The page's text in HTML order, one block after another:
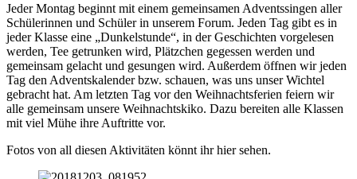
Jeder Montag beginnt mit einem gemeinsamen Adventssingen aller
Schülerinnen und Schüler in unserem Forum. Jeden Tag gibt es in
jeder Klasse eine „Dunkelstunde“, in der Geschichten vorgelesen
werden, Tee getrunken wird, Plätzchen gegessen werden und
gemeinsam gelacht und gesungen wird. Außerdem öffnen wir jeden
Tag den Adventskalender bzw. schauen, was uns unser Wichtel
gebracht hat. Am letzten Tag vor den Weihnachtsferien feiern wir
alle gemeinsam unsere Weihnachtskiko. Dazu bereiten alle Klassen
mit viel Mühe ihre Auftritte vor.
Fotos von all diesen Aktivitäten könnt ihr hier sehen.